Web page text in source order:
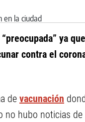
ya
contra el
de vacunación
hubo noticias de